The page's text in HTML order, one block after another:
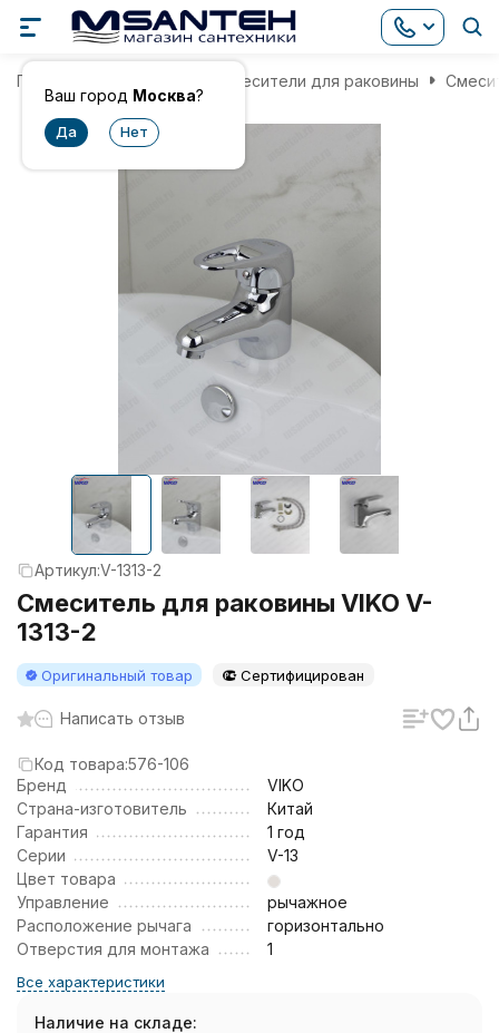
Ваш город Москва?
Главная Смесители для раковины
Артикул:V-1313-2
Смеситель для раковины VIKO V-
1313-2
Оригинальный товар Сертифицирован
Написать отзыв
Код товара:576-106
Бренд
VIKO
Страна-изготовитель
Китай
Гарантия
1 год
Серии
V-13
Цвет товара
Управление
рычажное
Расположение рычага
горизонтально
Отверстия для монтажа
1
Все характеристики
Наличие на складе: